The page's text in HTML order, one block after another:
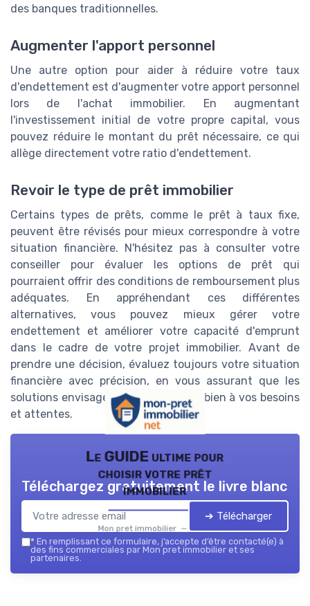
des banques traditionnelles.
Augmenter l'apport personnel
Une autre option pour aider à réduire votre taux
d'endettement est d'augmenter votre apport personnel
lors de l'achat immobilier. En augmentant
l'investissement initial de votre propre capital, vous
pouvez réduire le montant du prêt nécessaire, ce qui
allège directement votre ratio d'endettement.
Revoir le type de prêt immobilier
Certains types de prêts, comme le prêt à taux fixe,
peuvent être révisés pour mieux correspondre à votre
situation financière. N'hésitez pas à consulter votre
conseiller pour évaluer les options de prêt qui
pourraient offrir des conditions de remboursement plus
adéquates. En appréhendant ces différentes
alternatives, vous pouvez mieux gérer votre
endettement et améliorer votre capacité d'emprunt
dans le cadre de votre projet immobilier. Avant de
prendre une décision, évaluez toujours votre situation
financière avec précision, en vous assurant que les
solutions envisagées correspondent bien à vos besoins
et attentes.
Le GUIDE ultime pour
choisir votre prêt
immobilier
Mon pret immobilier — 2026
Téléchargez gratuitement le livre blanc
➔ Télécharger
* En remplissant ce formulaire, j’accepte d’être contacté(e) à
des fins commerciales par Mon pret immobilier et ses
partenaires.